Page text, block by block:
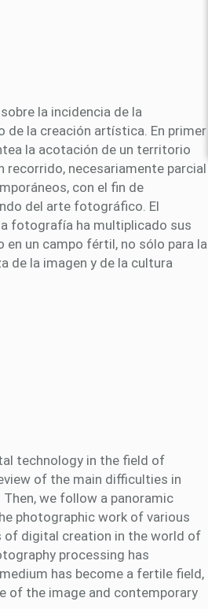
la incidencia de la
la creación artística. En primer
la acotación de un territorio
recorrido, necesariamente parcial
con el fin de
del arte fotográfico. El
fotografía ha multiplicado sus
un campo fértil, no sólo para la
de la imagen y de la cultura
technology in the field of
of the main difficulties in
we follow a panoramic
photographic work of various
digital creation in the world of
processing has
has become a fertile field,
of the image and contemporary